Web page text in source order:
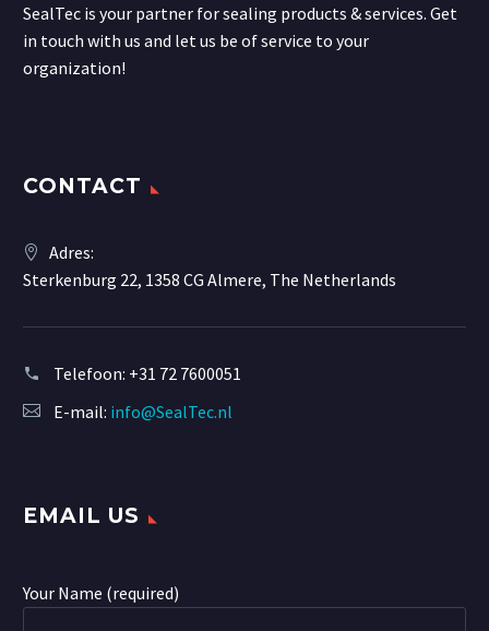
SealTec is your partner for sealing products & services. Get
in touch with us and let us be of service to your
organization!
CONTACT
Adres:
Sterkenburg 22, 1358 CG Almere, The Netherlands
Telefoon: +31 72 7600051
E-mail: info@SealTec.nl
EMAIL US
Your Name (required)